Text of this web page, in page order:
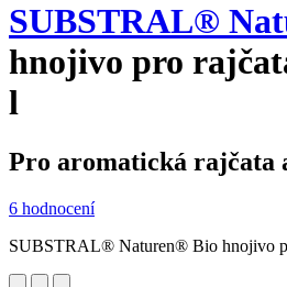
SUBSTRAL®
hnojivo pro
l
Pro aromatická rajčata
6 hodnocení
SUBSTRAL® Naturen® Bio hnojivo